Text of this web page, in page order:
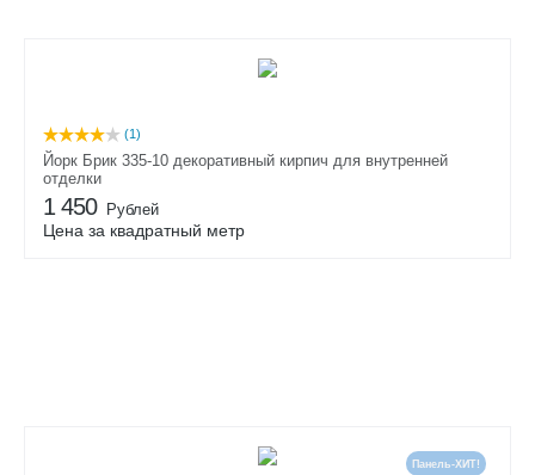
(1)
Йорк Брик 335-10 декоративный кирпич для внутренней
отделки
1 450 Рублей
Цена за квадратный метр
Панель-ХИТ!